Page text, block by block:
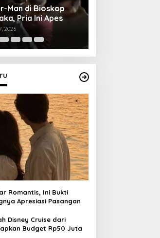
Putih di Lereng
Terisolasi!
2026
Romantis, Ini Bukti
Apresiasi Pasangan
Disney Cruise dari
Budget Rp50 Juta